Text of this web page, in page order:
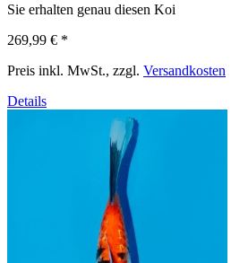
Sie erhalten genau diesen Koi
269,99 € *
Preis inkl. MwSt., zzgl. Versandkosten
Details